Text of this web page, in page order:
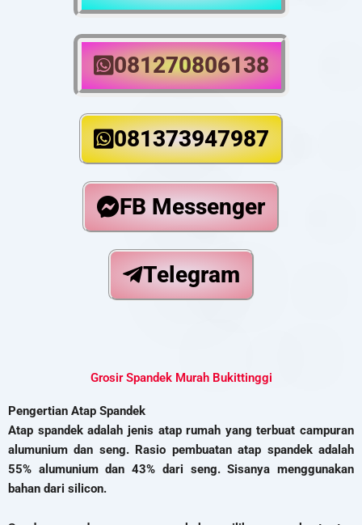
081270806138
081373947987
FB Messenger
Telegram
Grosir Spandek Murah Bukittinggi
Pengertian Atap Spandek
Atap spandek adalah jenis atap rumah yang terbuat campuran
alumunium dan seng. Rasio pembuatan atap spandek adalah
55% alumunium dan 43% dari seng. Sisanya menggunakan
bahan dari silicon.